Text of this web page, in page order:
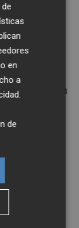
unas
que
pequeñas
una iglesia
que
de caridad
merece
el
en
a
.
de